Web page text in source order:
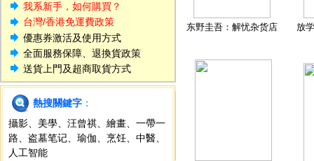
我系新手，如何購買？
台灣/香港免運費政策
優惠券激活及使用方式
全面服務保障、退換貨政策
送貨上門及超商取貨方式
熱搜關鍵字 ：
攝影
美學 汪曾祺 繪畫
一帶一
路
盗墓笔记 瑜伽 烹饪 中醫
人工智能
东野圭吾：解忧杂货店 放